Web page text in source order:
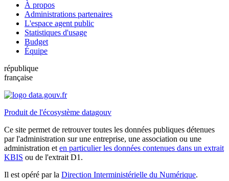
À propos
Administrations partenaires
L'espace agent public
Statistiques d'usage
Budget
Équipe
république
française
Produit de l'écosystème datagouv
Ce site permet de retrouver toutes les données publiques détenues
par l'administration sur une entreprise, une association ou une
administration et en particulier les données contenues dans un extrait
KBIS ou de l'extrait D1.
Il est opéré par la Direction Interministérielle du Numérique.